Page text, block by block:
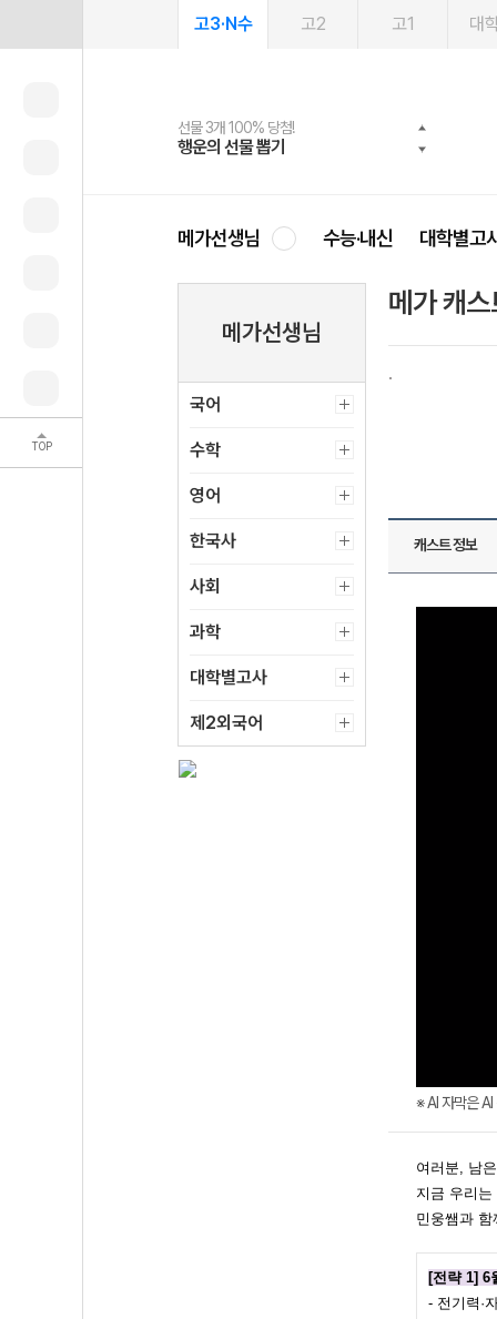
TOP
고3·N수 고2 고1 대
선물 3개 100% 당첨!
행운의 선물 뽑기
선물 100% 증정!
메가스터디 X 올리브
여름방학 스터디 캐시백
메가런 썸머스쿨
2027 러셀 단과
강사 공개선발
스마트러닝앱
설문 EVENT
메가패스
3일 무료 체험권
메가패스 수강생 무료혜택!
메가클럽 멤버십
사회공헌 캠페인
희망이룸 메가나눔
메가선생님 수능·내신 대학별고
메가선생님
국어
수학
영어
한국사
사회
과학
대학별고사
제2외국어
메가 캐스
캐스트 정보
※ AI 자막은 AI
여러분, 남
지금 우리는
민웅쌤과
[전략 1] 6
- 전기력·